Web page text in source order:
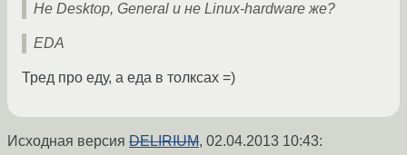
Не Desktop, General и не Linux-hardware же?
EDA
Тред про еду, а еда в толксах =)
Исходная версия DELIRIUM, 02.04.2013 10:43: